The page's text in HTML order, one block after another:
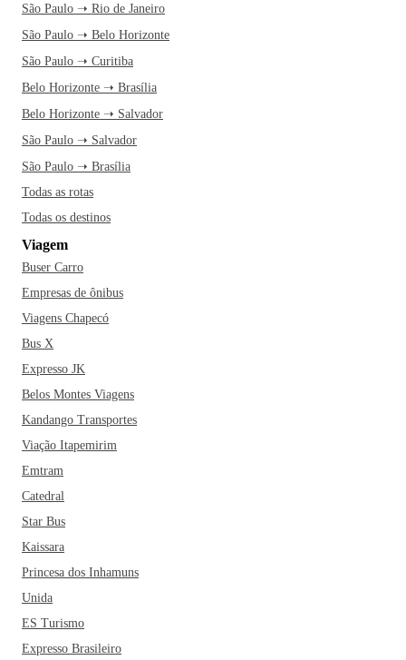
São Paulo ➝ Rio de Janeiro
São Paulo ➝ Belo Horizonte
São Paulo ➝ Curitiba
Belo Horizonte ➝ Brasília
Belo Horizonte ➝ Salvador
São Paulo ➝ Salvador
São Paulo ➝ Brasília
Todas as rotas
Todas os destinos
Viagem
Buser Carro
Empresas de ônibus
Viagens Chapecó
Bus X
Expresso JK
Belos Montes Viagens
Kandango Transportes
Viação Itapemirim
Emtram
Catedral
Star Bus
Kaissara
Princesa dos Inhamuns
Unida
ES Turismo
Expresso Brasileiro